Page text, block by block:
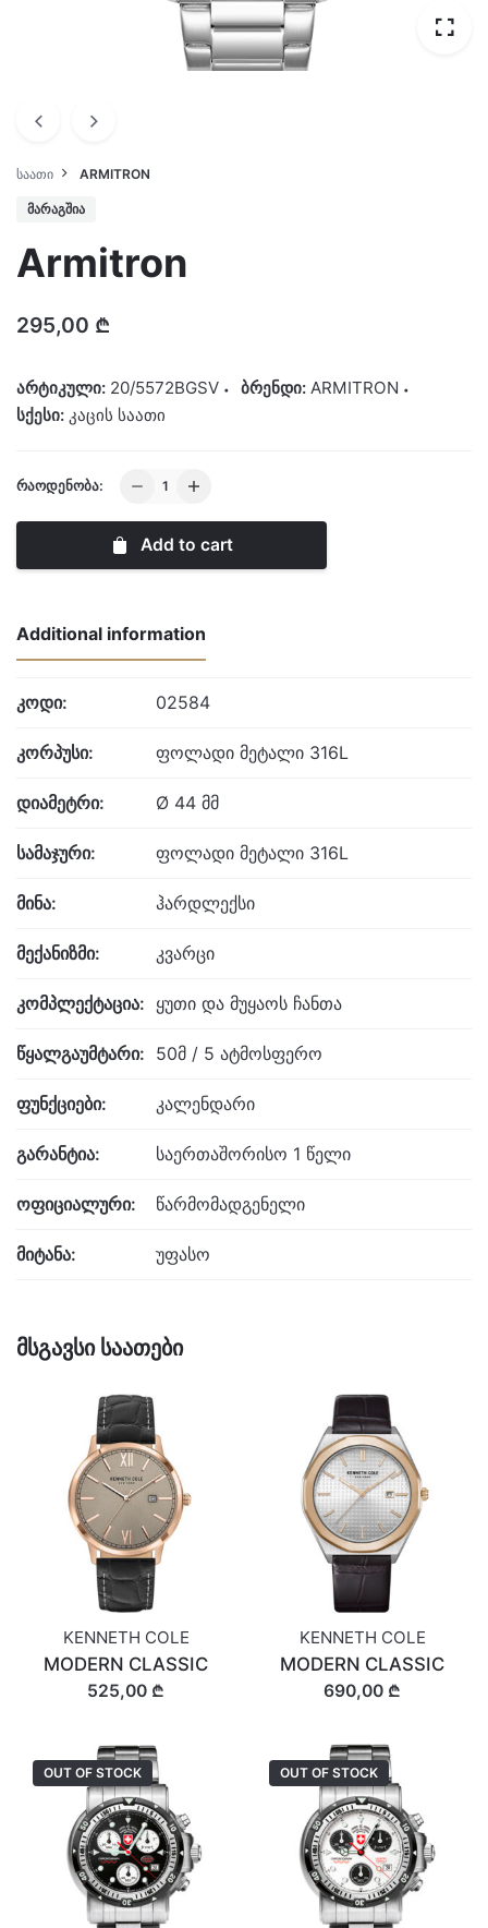
ᲡᲐᲐᲗᲘ ARMITRON
ᲛᲐᲠᲐᲒᲨᲘᲐ
Armitron
295,00 ₾
არტიკული: 20/5572BGSV ბრენდი: ARMITRON
სქესი: კაცის საათი
ᲠᲐᲝᲓᲔᲜᲝᲑᲐ:
Armitron
Add to cart
Additional information
კოდი: 02584
კორპუსი: ფოლადი მეტალი 316L
დიამეტრი: Ø 44 მმ
სამაჯური: ფოლადი მეტალი 316L
მინა: ჰარდლექსი
მექანიზმი: კვარცი
კომპლექტაცია: ყუთი და მუყაოს ჩანთა
წყალგაუმტარი: 50მ / 5 ატმოსფერო
ფუნქციები: კალენდარი
გარანტია: საერთაშორისო 1 წელი
ოფიციალური: წარმომადგენელი
მიტანა: უფასო
მსგავსი საათები
KENNETH COLE
MODERN CLASSIC
525,00 ₾
KENNETH COLE
MODERN CLASSIC
690,00 ₾
OUT OF STOCK OUT OF STOCK